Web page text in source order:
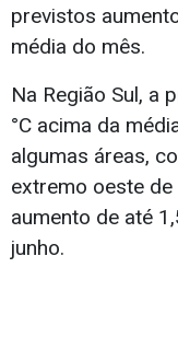
previstos
média do mês.
Na Região Sul, a
°C acima da
algumas áreas,
extremo oeste de
aumento de até
junho.